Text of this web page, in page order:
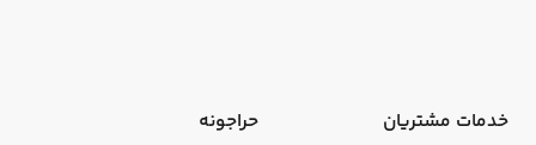
خدمات مشتریان حراجونه